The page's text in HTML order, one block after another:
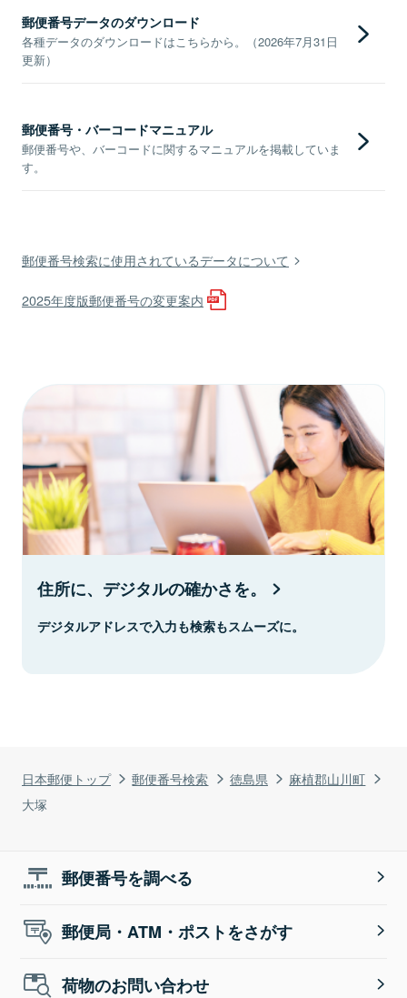
日本郵便トップ 郵便番号検索 徳島県
麻植郡山川町
大塚
郵便番号データのダウンロード
各種データのダウンロードはこちらから。（2026年7月31日
更新）
郵便番号・バーコードマニュアル
郵便番号や、バーコードに関するマニュアルを掲載していま
す。
郵便番号検索に使用されているデータについて
2025年度版郵便番号の変更案内
住所に、デジタルの確かさを。
デジタルアドレスで入力も検索もスムーズに。
郵便番号を調べる
郵便局・ATM・ポストをさがす
荷物のお問い合わせ